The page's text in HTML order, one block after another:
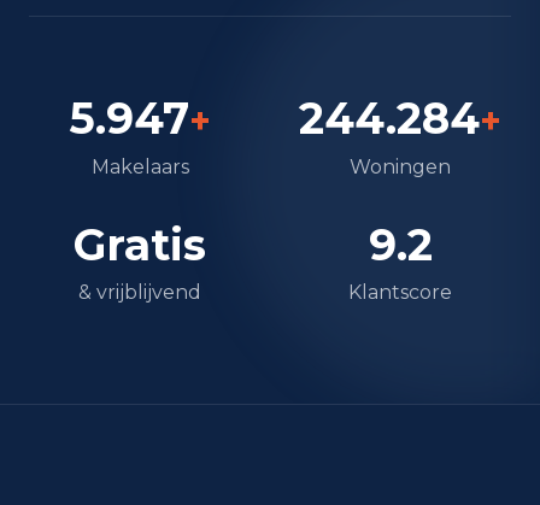
5.947+
Makelaars
244.284+
Woningen
Gratis
& vrijblijvend
9.2
Klantscore